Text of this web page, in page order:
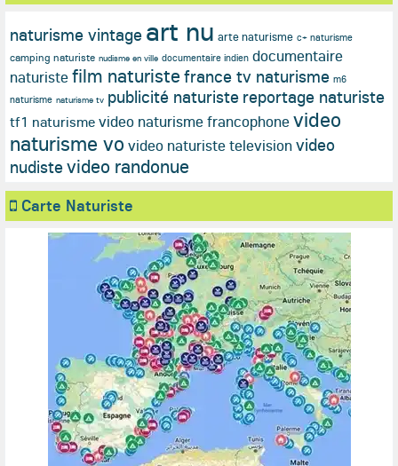
naturisme vintage art nu arte naturisme c+ naturisme
camping naturiste nudisme en ville documentaire indien documentaire
naturistefilm naturistefrance tv naturisme m6
naturisme naturisme tv publicité naturiste reportage naturiste
tf1 naturisme video naturisme francophonevideo
naturisme vo video naturiste televisionvideo
nudistevideo randonue
Carte Naturiste